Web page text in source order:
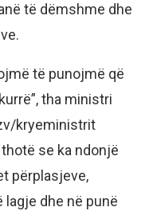
të dëmshme dhe
të punojmë që
tha ministri
kryeministrit
se ka ndonjë
përplasjeve,
lagje dhe në punë